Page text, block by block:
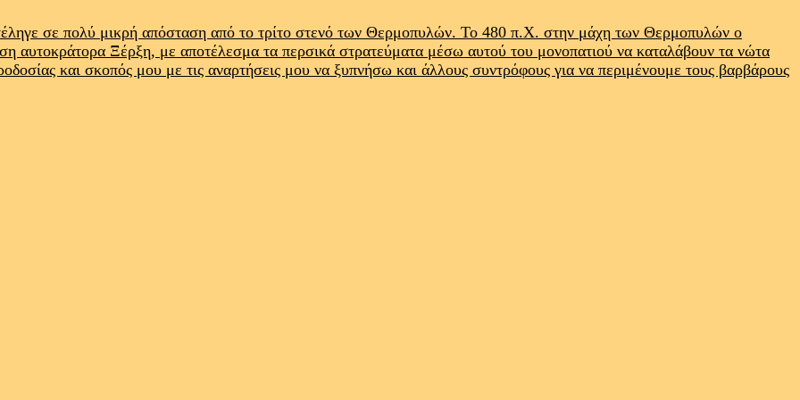
σε πολύ μικρή απόσταση από το τρίτο στενό των Θερμοπυλών. Το 480 π.Χ. στην μάχη των Θερμοπυλών ο
αυτοκράτορα Ξέρξη, με αποτέλεσμα τα περσικά στρατεύματα μέσω αυτού του μονοπατιού να καταλάβουν τα νώτα
και σκοπός μου με τις αναρτήσεις μου να ξυπνήσω και άλλους συντρόφους για να περιμένουμε τους βαρβάρους